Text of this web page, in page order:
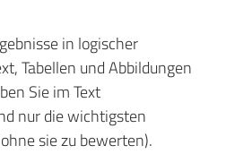
in logischer
Tabellen und Abbildungen
Sie im Text
nur die wichtigsten
sie zu bewerten).